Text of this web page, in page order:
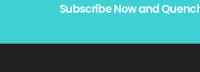
Subscribe Now and